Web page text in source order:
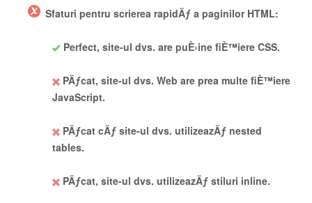
Sfaturi pentru scrierea rapidÄƒ a paginilor HTML:
Perfect, site-ul dvs. are puÈ›ine fiÈ™iere CSS.
PÄƒcat, site-ul dvs. Web are prea multe fiÈ™iere
JavaScript.
PÄƒcat cÄƒ site-ul dvs. utilizeazÄƒ nested
tables.
PÄƒcat, site-ul dvs. utilizeazÄƒ stiluri inline.